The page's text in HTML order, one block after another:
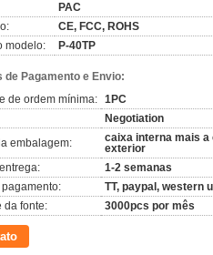
PAC
CE, FCC, ROHS
modelo:
P-40TP
de Pagamento e Envio:
de ordem mínima: 1PC
Negotiation
embalagem:
caixa interna mais a
exterior
1-2 semanas
TT, paypal, western
da fonte:
3000pcs por mês